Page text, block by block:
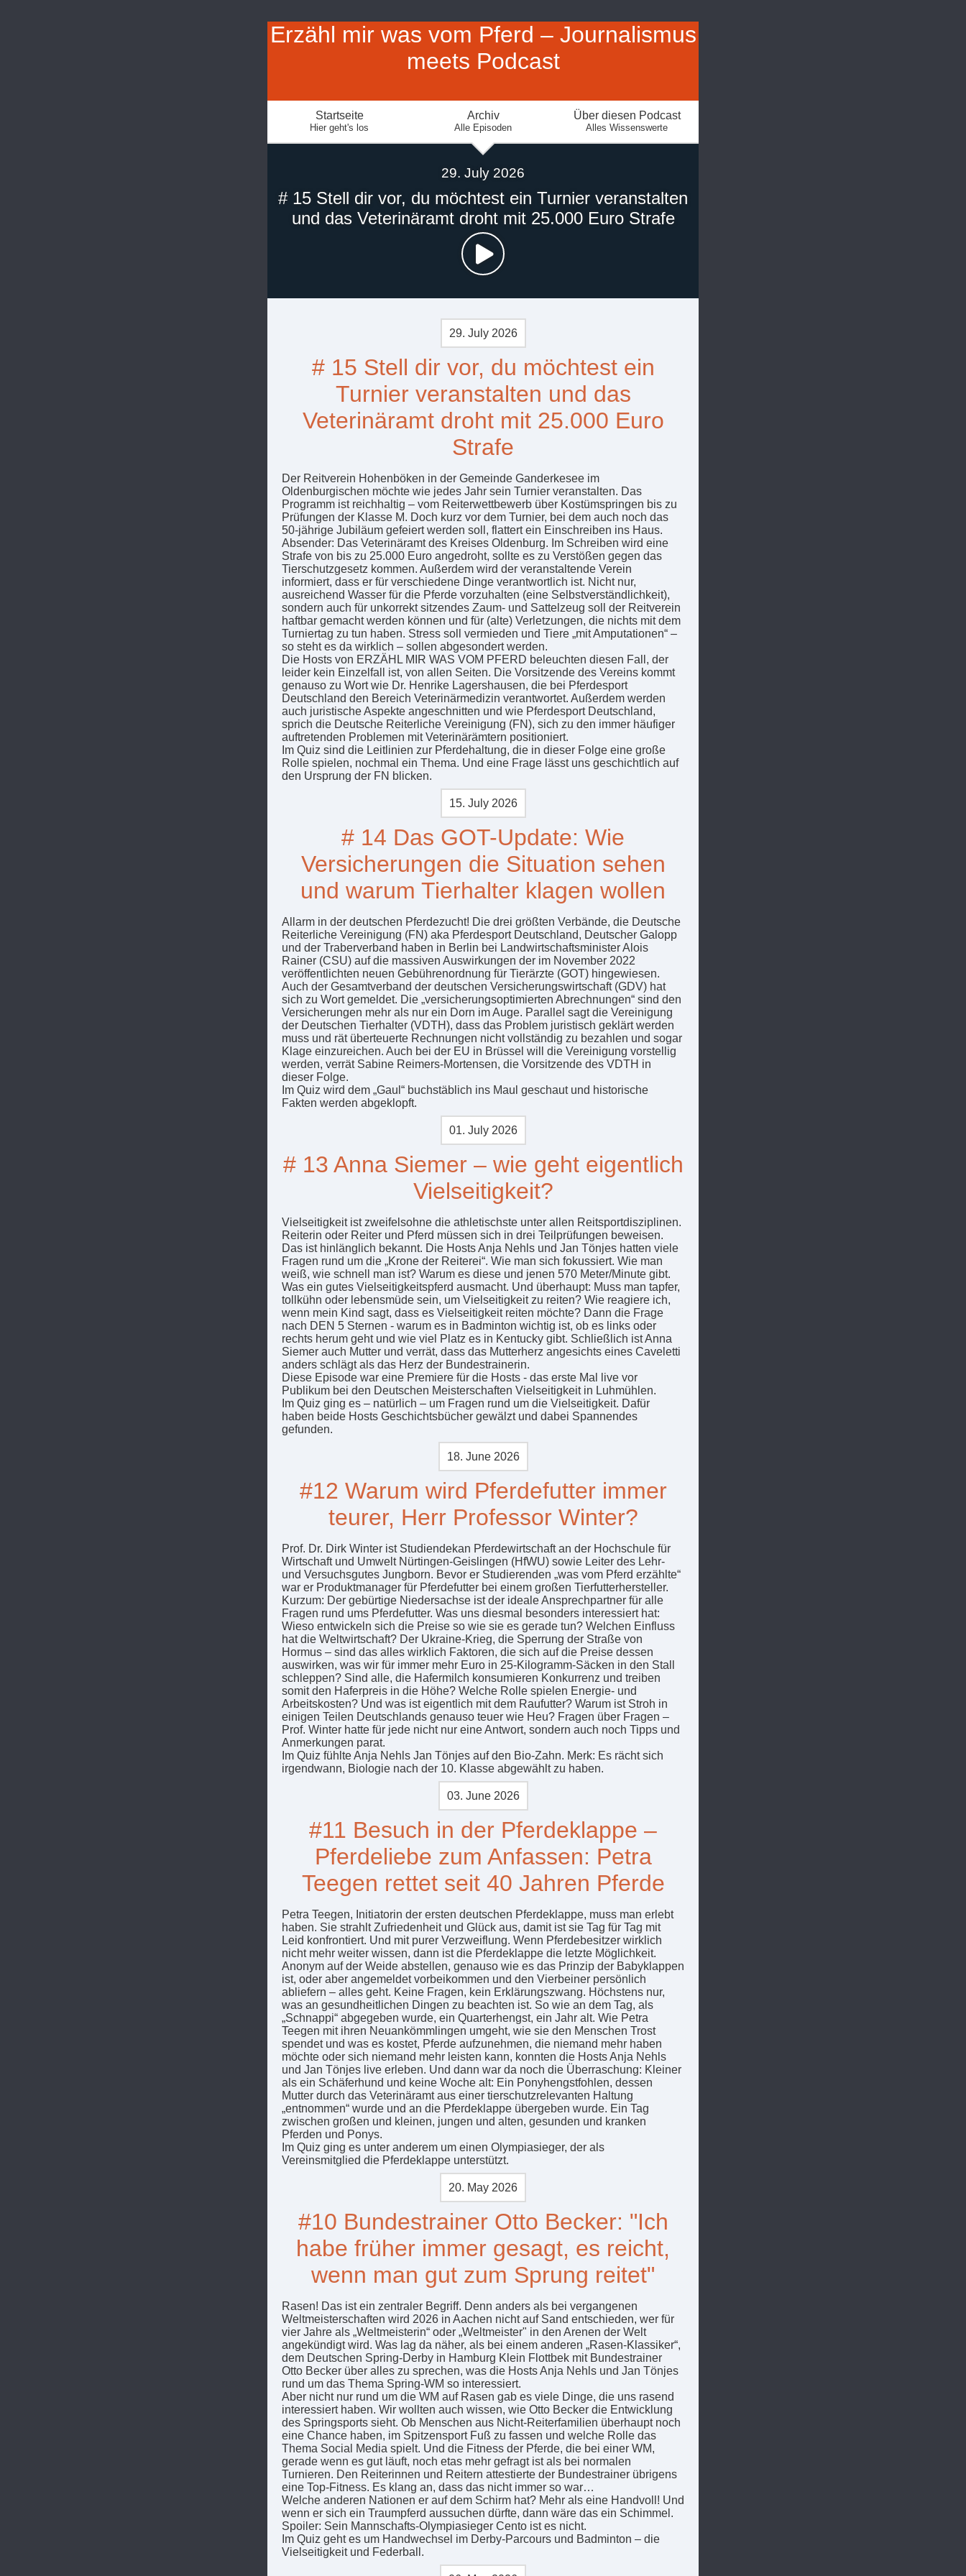
Erzähl mir was vom Pferd – Journalismus
meets Podcast
Startseite
Hier geht's los
Archiv
Alle Episoden
Über diesen Podcast
Alles Wissenswerte
29. July 2026
# 15 Stell dir vor, du möchtest ein Turnier veranstalten
und das Veterinäramt droht mit 25.000 Euro Strafe
29. July 2026
# 15 Stell dir vor, du möchtest ein
Turnier veranstalten und das
Veterinäramt droht mit 25.000 Euro
Strafe
Der Reitverein Hohenböken in der Gemeinde Ganderkesee im
Oldenburgischen möchte wie jedes Jahr sein Turnier veranstalten. Das
Programm ist reichhaltig – vom Reiterwettbewerb über Kostümspringen bis zu
Prüfungen der Klasse M. Doch kurz vor dem Turnier, bei dem auch noch das
50-jährige Jubiläum gefeiert werden soll, flattert ein Einschreiben ins Haus.
Absender: Das Veterinäramt des Kreises Oldenburg. Im Schreiben wird eine
Strafe von bis zu 25.000 Euro angedroht, sollte es zu Verstößen gegen das
Tierschutzgesetz kommen. Außerdem wird der veranstaltende Verein
informiert, dass er für verschiedene Dinge verantwortlich ist. Nicht nur,
ausreichend Wasser für die Pferde vorzuhalten (eine Selbstverständlichkeit),
sondern auch für unkorrekt sitzendes Zaum- und Sattelzeug soll der Reitverein
haftbar gemacht werden können und für (alte) Verletzungen, die nichts mit dem
Turniertag zu tun haben. Stress soll vermieden und Tiere „mit Amputationen“ –
so steht es da wirklich – sollen abgesondert werden.
Die Hosts von ERZÄHL MIR WAS VOM PFERD beleuchten diesen Fall, der
leider kein Einzelfall ist, von allen Seiten. Die Vorsitzende des Vereins kommt
genauso zu Wort wie Dr. Henrike Lagershausen, die bei Pferdesport
Deutschland den Bereich Veterinärmedizin verantwortet. Außerdem werden
auch juristische Aspekte angeschnitten und wie Pferdesport Deutschland,
sprich die Deutsche Reiterliche Vereinigung (FN), sich zu den immer häufiger
auftretenden Problemen mit Veterinärämtern positioniert.
Im Quiz sind die Leitlinien zur Pferdehaltung, die in dieser Folge eine große
Rolle spielen, nochmal ein Thema. Und eine Frage lässt uns geschichtlich auf
den Ursprung der FN blicken.
15. July 2026
# 14 Das GOT-Update: Wie
Versicherungen die Situation sehen
und warum Tierhalter klagen wollen
Allarm in der deutschen Pferdezucht! Die drei größten Verbände, die Deutsche
Reiterliche Vereinigung (FN) aka Pferdesport Deutschland, Deutscher Galopp
und der Traberverband haben in Berlin bei Landwirtschaftsminister Alois
Rainer (CSU) auf die massiven Auswirkungen der im November 2022
veröffentlichten neuen Gebührenordnung für Tierärzte (GOT) hingewiesen.
Auch der Gesamtverband der deutschen Versicherungswirtschaft (GDV) hat
sich zu Wort gemeldet. Die „versicherungsoptimierten Abrechnungen“ sind den
Versicherungen mehr als nur ein Dorn im Auge. Parallel sagt die Vereinigung
der Deutschen Tierhalter (VDTH), dass das Problem juristisch geklärt werden
muss und rät überteuerte Rechnungen nicht vollständig zu bezahlen und sogar
Klage einzureichen. Auch bei der EU in Brüssel will die Vereinigung vorstellig
werden, verrät Sabine Reimers-Mortensen, die Vorsitzende des VDTH in
dieser Folge.
Im Quiz wird dem „Gaul“ buchstäblich ins Maul geschaut und historische
Fakten werden abgeklopft.
01. July 2026
# 13 Anna Siemer – wie geht eigentlich
Vielseitigkeit?
Vielseitigkeit ist zweifelsohne die athletischste unter allen Reitsportdisziplinen.
Reiterin oder Reiter und Pferd müssen sich in drei Teilprüfungen beweisen.
Das ist hinlänglich bekannt. Die Hosts Anja Nehls und Jan Tönjes hatten viele
Fragen rund um die „Krone der Reiterei“. Wie man sich fokussiert. Wie man
weiß, wie schnell man ist? Warum es diese und jenen 570 Meter/Minute gibt.
Was ein gutes Vielseitigkeitspferd ausmacht. Und überhaupt: Muss man tapfer,
tollkühn oder lebensmüde sein, um Vielseitigkeit zu reiten? Wie reagiere ich,
wenn mein Kind sagt, dass es Vielseitigkeit reiten möchte? Dann die Frage
nach DEN 5 Sternen - warum es in Badminton wichtig ist, ob es links oder
rechts herum geht und wie viel Platz es in Kentucky gibt. Schließlich ist Anna
Siemer auch Mutter und verrät, dass das Mutterherz angesichts eines Caveletti
anders schlägt als das Herz der Bundestrainerin.
Diese Episode war eine Premiere für die Hosts - das erste Mal live vor
Publikum bei den Deutschen Meisterschaften Vielseitigkeit in Luhmühlen.
Im Quiz ging es – natürlich – um Fragen rund um die Vielseitigkeit. Dafür
haben beide Hosts Geschichtsbücher gewälzt und dabei Spannendes
gefunden.
18. June 2026
#12 Warum wird Pferdefutter immer
teurer, Herr Professor Winter?
Prof. Dr. Dirk Winter ist Studiendekan Pferdewirtschaft an der Hochschule für
Wirtschaft und Umwelt Nürtingen-Geislingen (HfWU) sowie Leiter des Lehr-
und Versuchsgutes Jungborn. Bevor er Studierenden „was vom Pferd erzählte“
war er Produktmanager für Pferdefutter bei einem großen Tierfutterhersteller.
Kurzum: Der gebürtige Niedersachse ist der ideale Ansprechpartner für alle
Fragen rund ums Pferdefutter. Was uns diesmal besonders interessiert hat:
Wieso entwickeln sich die Preise so wie sie es gerade tun? Welchen Einfluss
hat die Weltwirtschaft? Der Ukraine-Krieg, die Sperrung der Straße von
Hormus – sind das alles wirklich Faktoren, die sich auf die Preise dessen
auswirken, was wir für immer mehr Euro in 25-Kilogramm-Säcken in den Stall
schleppen? Sind alle, die Hafermilch konsumieren Konkurrenz und treiben
somit den Haferpreis in die Höhe? Welche Rolle spielen Energie- und
Arbeitskosten? Und was ist eigentlich mit dem Raufutter? Warum ist Stroh in
einigen Teilen Deutschlands genauso teuer wie Heu? Fragen über Fragen –
Prof. Winter hatte für jede nicht nur eine Antwort, sondern auch noch Tipps und
Anmerkungen parat.
Im Quiz fühlte Anja Nehls Jan Tönjes auf den Bio-Zahn. Merk: Es rächt sich
irgendwann, Biologie nach der 10. Klasse abgewählt zu haben.
03. June 2026
#11 Besuch in der Pferdeklappe –
Pferdeliebe zum Anfassen: Petra
Teegen rettet seit 40 Jahren Pferde
Petra Teegen, Initiatorin der ersten deutschen Pferdeklappe, muss man erlebt
haben. Sie strahlt Zufriedenheit und Glück aus, damit ist sie Tag für Tag mit
Leid konfrontiert. Und mit purer Verzweiflung. Wenn Pferdebesitzer wirklich
nicht mehr weiter wissen, dann ist die Pferdeklappe die letzte Möglichkeit.
Anonym auf der Weide abstellen, genauso wie es das Prinzip der Babyklappen
ist, oder aber angemeldet vorbeikommen und den Vierbeiner persönlich
abliefern – alles geht. Keine Fragen, kein Erklärungszwang. Höchstens nur,
was an gesundheitlichen Dingen zu beachten ist. So wie an dem Tag, als
„Schnappi“ abgegeben wurde, ein Quarterhengst, ein Jahr alt. Wie Petra
Teegen mit ihren Neuankömmlingen umgeht, wie sie den Menschen Trost
spendet und was es kostet, Pferde aufzunehmen, die niemand mehr haben
möchte oder sich niemand mehr leisten kann, konnten die Hosts Anja Nehls
und Jan Tönjes live erleben. Und dann war da noch die Überraschung: Kleiner
als ein Schäferhund und keine Woche alt: Ein Ponyhengstfohlen, dessen
Mutter durch das Veterinäramt aus einer tierschutzrelevanten Haltung
„entnommen“ wurde und an die Pferdeklappe übergeben wurde. Ein Tag
zwischen großen und kleinen, jungen und alten, gesunden und kranken
Pferden und Ponys.
Im Quiz ging es unter anderem um einen Olympiasieger, der als
Vereinsmitglied die Pferdeklappe unterstützt.
20. May 2026
#10 Bundestrainer Otto Becker: "Ich
habe früher immer gesagt, es reicht,
wenn man gut zum Sprung reitet"
Rasen! Das ist ein zentraler Begriff. Denn anders als bei vergangenen
Weltmeisterschaften wird 2026 in Aachen nicht auf Sand entschieden, wer für
vier Jahre als „Weltmeisterin“ oder „Weltmeister" in den Arenen der Welt
angekündigt wird. Was lag da näher, als bei einem anderen „Rasen-Klassiker“,
dem Deutschen Spring-Derby in Hamburg Klein Flottbek mit Bundestrainer
Otto Becker über alles zu sprechen, was die Hosts Anja Nehls und Jan Tönjes
rund um das Thema Spring-WM so interessiert.
Aber nicht nur rund um die WM auf Rasen gab es viele Dinge, die uns rasend
interessiert haben. Wir wollten auch wissen, wie Otto Becker die Entwicklung
des Springsports sieht. Ob Menschen aus Nicht-Reiterfamilien überhaupt noch
eine Chance haben, im Spitzensport Fuß zu fassen und welche Rolle das
Thema Social Media spielt. Und die Fitness der Pferde, die bei einer WM,
gerade wenn es gut läuft, noch etas mehr gefragt ist als bei normalen
Turnieren. Den Reiterinnen und Reitern attestierte der Bundestrainer übrigens
eine Top-Fitness. Es klang an, dass das nicht immer so war…
Welche anderen Nationen er auf dem Schirm hat? Mehr als eine Handvoll! Und
wenn er sich ein Traumpferd aussuchen dürfte, dann wäre das ein Schimmel.
Spoiler: Sein Mannschafts-Olympiasieger Cento ist es nicht.
Im Quiz geht es um Handwechsel im Derby-Parcours und Badminton – die
Vielseitigkeit und Federball.